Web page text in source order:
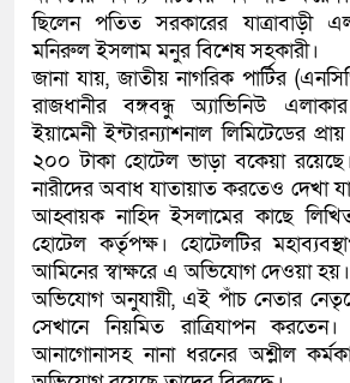
ছিলেন পতিত সরকারের যাত্রাবাড়ী
মনিরুল ইসলাম মনুর বিশেষ সহকারী।
জানা যায়, জাতীয় নাগরিক পার্টির
রাজধানীর বঙ্গবন্ধু অ্যাভিনিউ
ইয়ামেনী ইন্টারন্যাশনাল লিমিটেডের
২০০ টাকা হোটেল ভাড়া বকেয়া
নারীদের অবাধ যাতায়াত করতেও দেখা
আহ্বায়ক নাহিদ ইসলামের কাছে
হোটেল কর্তৃপক্ষ। হোটেলটির
আমিনের স্বাক্ষরে এ অভিযোগ দেওয়া হয়।
অভিযোগ অনুযায়ী, এই পাঁচ নেতার
সেখানে নিয়মিত রাত্রিযাপন করতেন।
আনাগোনাসহ নানা ধরনের অশ্লীল